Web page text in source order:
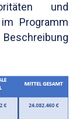
und
Programm